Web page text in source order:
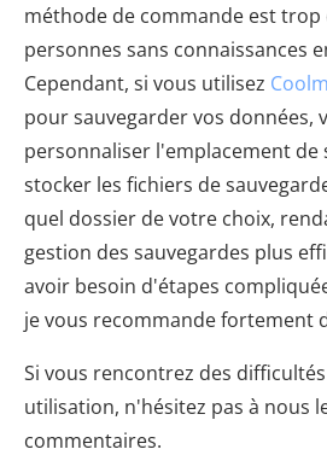
méthode de commande est trop
personnes sans connaissances
Cependant, si vous utilisez
pour sauvegarder vos données,
personnaliser l'emplacement de
stocker les fichiers de
quel dossier de votre choix,
gestion des sauvegardes plus
avoir besoin d'étapes
je vous recommande fortement
Si vous rencontrez des
utilisation, n'hésitez pas à nous
commentaires.